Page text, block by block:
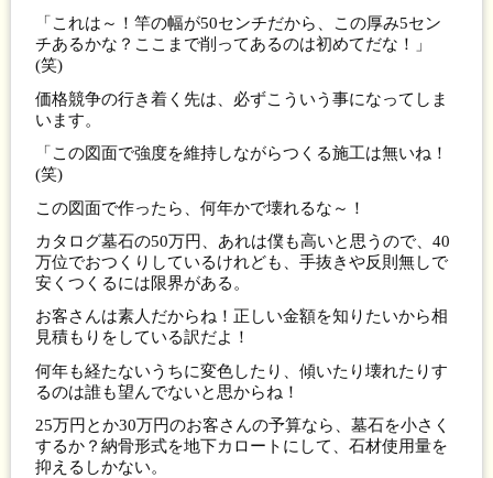
「これは～！竿の幅が50センチだから、この厚み5セン
チあるかな？ここまで削ってあるのは初めてだな！」
(笑)
価格競争の行き着く先は、必ずこういう事になってしま
います。
「この図面で強度を維持しながらつくる施工は無いね！
(笑)
この図面で作ったら、何年かで壊れるな～！
カタログ墓石の50万円、あれは僕も高いと思うので、40
万位でおつくりしているけれども、手抜きや反則無しで
安くつくるには限界がある。
お客さんは素人だからね！正しい金額を知りたいから相
見積もりをしている訳だよ！
何年も経たないうちに変色したり、傾いたり壊れたりす
るのは誰も望んでないと思からね！
25万円とか30万円のお客さんの予算なら、墓石を小さく
するか？納骨形式を地下カロートにして、石材使用量を
抑えるしかない。